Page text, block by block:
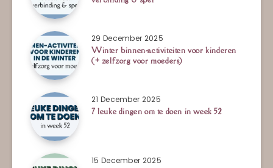
29 December 2025
Winter binnen-activiteiten voor kinderen
(+ zelfzorg voor moeders)
21 December 2025
7 leuke dingen om te doen in week 52
15 December 2025